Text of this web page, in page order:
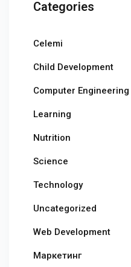
Categories
Celemi
Child Development
Computer Engineering
Learning
Nutrition
Science
Technology
Uncategorized
Web Development
Маркетинг